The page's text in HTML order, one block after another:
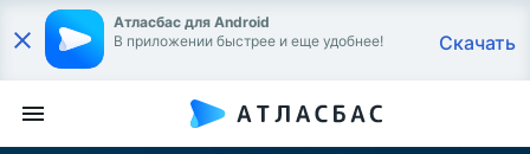
Атласбас для Android
В приложении быстрее и еще удобнее!
Скачать